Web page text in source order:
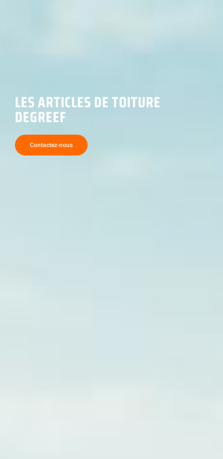
LES ARTICLES DE TOITURE
DEGREEF
Contactez-nous